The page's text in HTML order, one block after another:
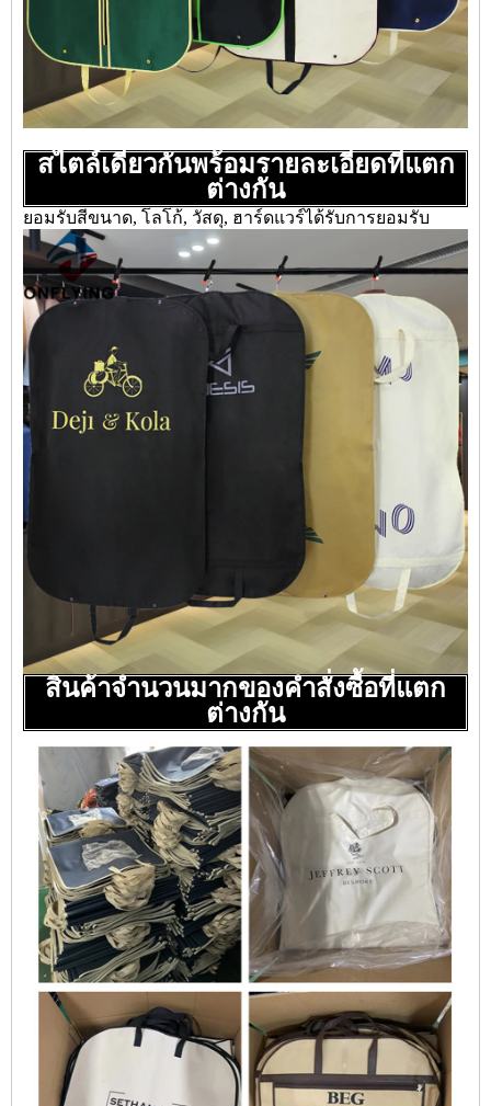
สไตล์เดียวกันพร้อมรายละเอียดที่แตก
ต่างกัน
ยอมรับสีขนาด, โลโก้, วัสดุ, ฮาร์ดแวร์ได้รับการยอมรับ
สินค้าจำนวนมากของคำสั่งซื้อที่แตก
ต่างกัน